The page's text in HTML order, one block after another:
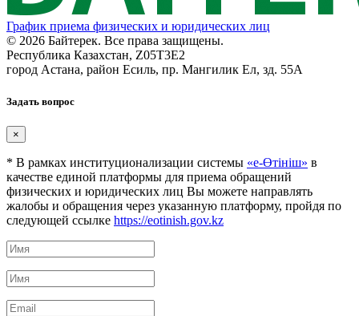
График приема физических и юридических лиц
© 2026 Байтерек. Все права защищены.
Республика Казахстан, Z05T3E2
город Астана, район Есиль, пр. Мангилик Ел, зд. 55А
Задать вопрос
×
* В рамках институционализации системы «е-Өтініш» в
качестве единой платформы для приема обращений
физических и юридических лиц Вы можете направлять
жалобы и обращения через указанную платформу, пройдя по
следующей ссылке https://eotinish.gov.kz